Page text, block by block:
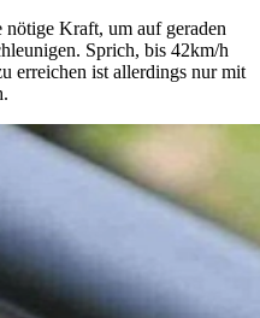
Kraft, um auf geraden
Sprich, bis 42km/h
erreichen ist allerdings nur mit